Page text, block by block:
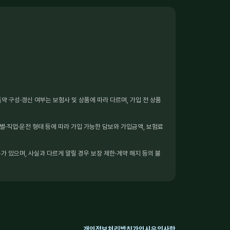
구성·갱신 여부는 보험사 및 상품에 따라 다르며, 가입 전 상품
직업·운전 형태 등에 따라 가입 가능한 담보와 가입금액, 보험료
있으며, 사실과 다르게 알릴 경우 보장 제한·계약 해지 등의 불